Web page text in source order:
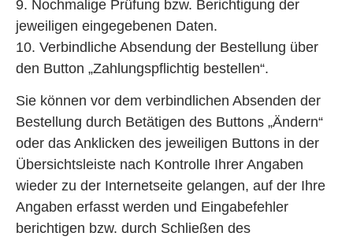
9. Nochmalige Prüfung bzw. Berichtigung der
jeweiligen eingegebenen Daten.
10. Verbindliche Absendung der Bestellung über
den Button „Zahlungspflichtig bestellen“.
Sie können vor dem verbindlichen Absenden der
Bestellung durch Betätigen des Buttons „Ändern“
oder das Anklicken des jeweiligen Buttons in der
Übersichtsleiste nach Kontrolle Ihrer Angaben
wieder zu der Internetseite gelangen, auf der Ihre
Angaben erfasst werden und Eingabefehler
berichtigen bzw. durch Schließen des